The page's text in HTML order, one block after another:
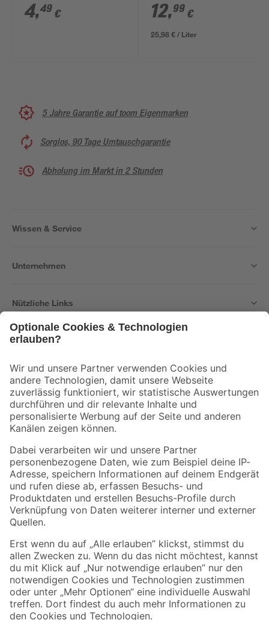
4,49 € 12,99 €
25,98 € / Liter
5 Jahre Garantie auf toom Eigenmarken
Sorglos, 90 Tage Umtauschgarantie
Abholung im Markt in 2 Stunden
Wissen & Service
Unternehmen
Nützliche Links
Der toom Newsletter: Keine Angebote und Aktionen mehr verpassen!
Zur Newsletter Anmeldung
Folge uns
Zahlungsarten Versandarten
Sicher einkaufen
Jetzt die toom-App herunterladen